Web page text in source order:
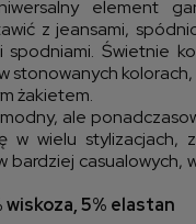
element
z jeansami,
spodniami. Świetnie
stonowanych kolorach,
żakietem.
ale
w wielu stylizacjach,
bardziej casualowych,
wiskoza, 5% elastan